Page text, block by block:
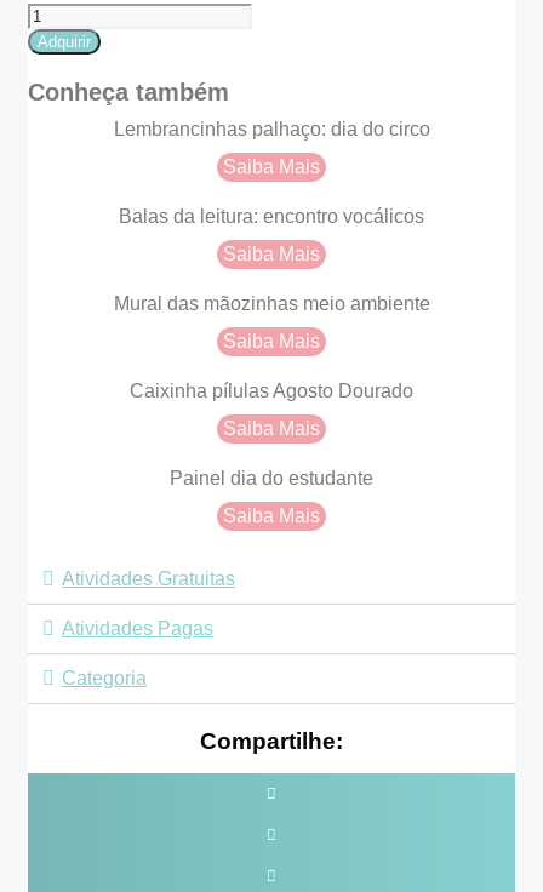
Pandeiro
Copa
do
Mundo
quantidade
Adquirir
Conheça também
Lembrancinhas palhaço: dia do circo
Saiba Mais
Balas da leitura: encontro vocálicos
Saiba Mais
Mural das mãozinhas meio ambiente
Saiba Mais
Caixinha pílulas Agosto Dourado
Saiba Mais
Painel dia do estudante
Saiba Mais
Atividades Gratuitas
Atividades Pagas
Categoria
Compartilhe: